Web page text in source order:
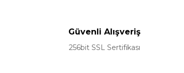
Güvenli Alışveriş
256bit SSL Sertifikası